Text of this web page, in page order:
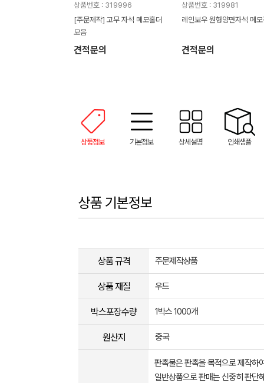
상품번호 : 319996
[주문제작] 고무 자석 메모홀더
모음
견적문의
상품번호 : 319981
레인보우 원형양면자석 메
견적문의
상품정보 기본정보 상세설명 인쇄샘플
상품 기본정보
상품 규격 주문제작상품
상품 재질 우드
박스포장수량 1박스 1000개
원산지 중국
판촉물은 판촉을 목적으로 제작하
일반상품으로 판매는 신중히 판단